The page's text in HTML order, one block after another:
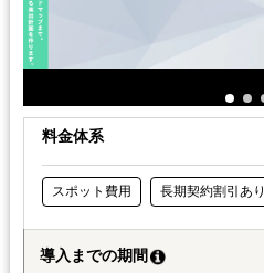
料金体系
スポット費用 長期契約割引あり
導入までの期間